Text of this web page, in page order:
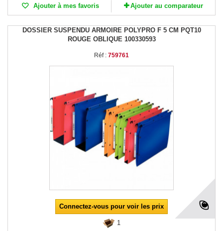
Ajouter à mes favoris Ajouter au comparateur
DOSSIER SUSPENDU ARMOIRE POLYPRO F 5 CM PQT10
ROUGE OBLIQUE 100330593
Réf : 759761
Connectez-vous pour voir les prix
1